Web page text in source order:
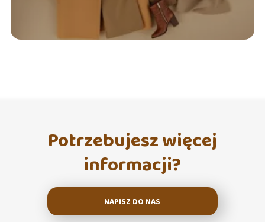
Potrzebujesz więcej
informacji?
NAPISZ DO NAS